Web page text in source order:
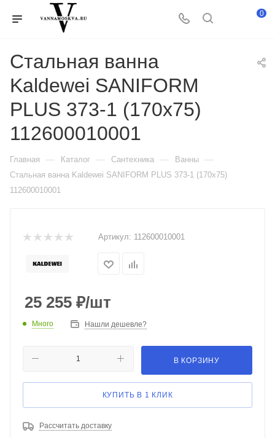
0
Стальная ванна
Kaldewei SANIFORM
PLUS 373-1 (170x75)
112600010001
Главная — Каталог — Сантехника — Ванны —
Стальная ванна Kaldewei SANIFORM PLUS 373-1 (170x75)
112600010001
Артикул: 112600010001
25 255 ₽/шт
Много Нашли дешевле?
В КОРЗИНУ
КУПИТЬ В 1 КЛИК
Рассчитать доставку